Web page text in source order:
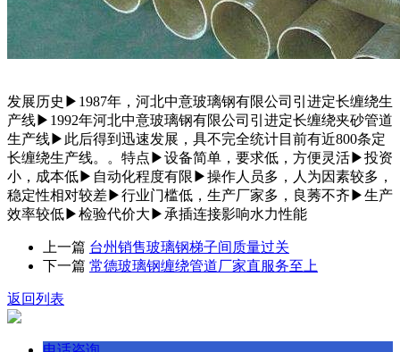
发展历史▶1987年，河北中意玻璃钢有限公司引进定长缠绕生
产线▶1992年河北中意玻璃钢有限公司引进定长缠绕夹砂管道
生产线▶此后得到迅速发展，具不完全统计目前有近800条定
长缠绕生产线。。特点▶设备简单，要求低，方便灵活▶投资
小，成本低▶自动化程度有限▶操作人员多，人为因素较多，
稳定性相对较差▶行业门槛低，生产厂家多，良莠不齐▶生产
效率较低▶检验代价大▶承插连接影响水力性能
上一篇 台州销售玻璃钢梯子间质量过关
下一篇 常德玻璃钢缠绕管道厂家直服务至上
返回列表